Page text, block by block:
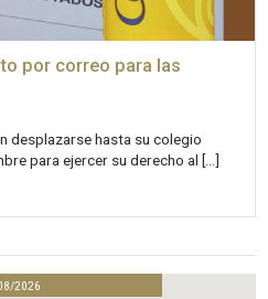
por correo para las
desplazarse hasta su colegio
para ejercer su derecho al […]
2026